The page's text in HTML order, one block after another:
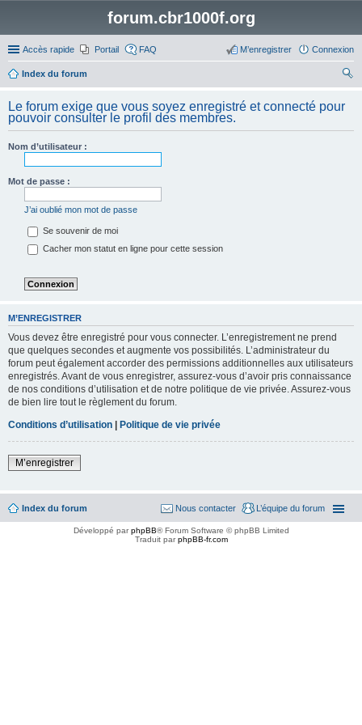
forum.cbr1000f.org
Accès rapide Portail FAQ Connexion
M’enregistrer
Index du forum
her
ch
Le forum exige que vous soyez enregistré et connecté pour
pouvoir consulter le profil des membres.
Nom d’utilisateur :
Mot de passe :
J’ai oublié mon mot de passe
Se souvenir de moi
Cacher mon statut en ligne pour cette session
M’ENREGISTRER
Vous devez être enregistré pour vous connecter. L’enregistrement ne prend
que quelques secondes et augmente vos possibilités. L’administrateur du
forum peut également accorder des permissions additionnelles aux utilisateurs
enregistrés. Avant de vous enregistrer, assurez-vous d’avoir pris connaissance
de nos conditions d’utilisation et de notre politique de vie privée. Assurez-vous
de bien lire tout le règlement du forum.
Conditions d’utilisation | Politique de vie privée
M’enregistrer
Index du forum L’équipe du forum
Nous contacter
Développé parphpBB® Forum Software © phpBB Limited
Traduit parphpBB-fr.com